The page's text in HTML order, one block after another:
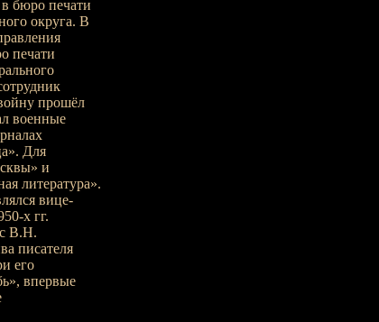
бюро печати
округа. В
печати
прошёл
военные
Для
и
литература».
вице-
х гг.
В.Н.
писателя
его
впервые